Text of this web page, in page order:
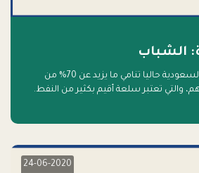
الشباب
تشهد المملكة العربية السعودية حاليا تنامي ما يزيد عن 70% من
والتي تعتبر سلعة أقيم بكثير من النفط.
24-06-2020